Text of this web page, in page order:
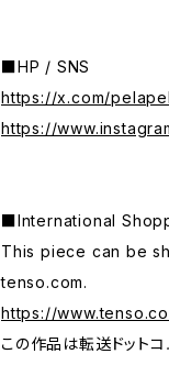
■HP / SNS
https://x.com/
https://
■International
This piece can be
tenso.com.
https://
この作品は転送ドット